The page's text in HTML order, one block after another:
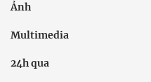
Ảnh
Multimedia
24h qua